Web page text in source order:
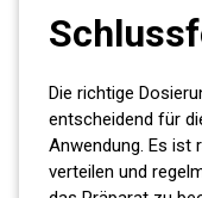
Die richtige
entscheidend für
Anwendung. Es ist
verteilen und